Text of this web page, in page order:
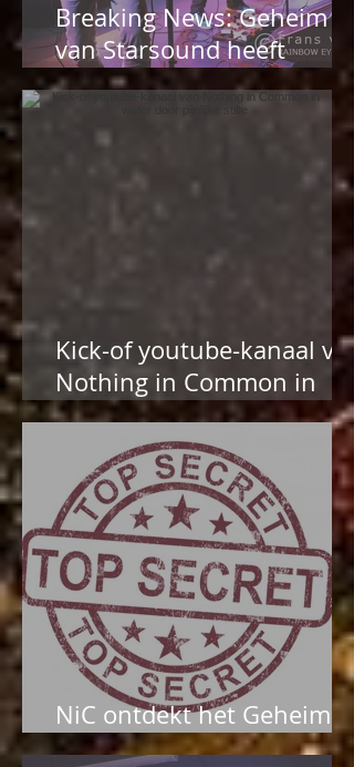
Breaking News: Geheim
van Starsound heeft
Nothing in Common laten
Kick-of youtube-kanaal van
Nothing in Common in
water door pijnlijke stilte.
NiC ontdekt het Geheim
van Starsound